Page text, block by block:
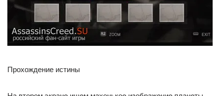
Прохождение истины